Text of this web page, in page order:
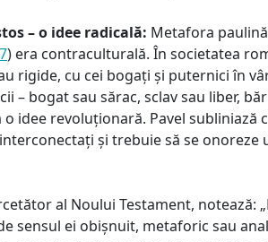
– o idee radicală: Metafora
) era contraculturală. În societatea
rigide, cu cei bogați și puternici în
– bogat sau sărac, sclav sau liber,
idee revoluționară. Pavel subliniază
și trebuie să se onoreze
al Noului Testament, notează:
sensul ei obișnuit, metaforic sau